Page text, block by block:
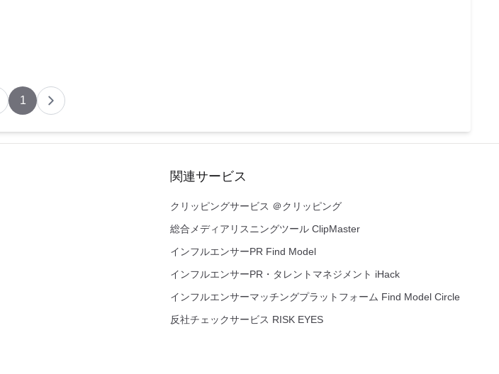
1
関連サービス
クリッピングサービス ＠クリッピング
総合メディアリスニングツール ClipMaster
インフルエンサーPR Find Model
インフルエンサーPR・タレントマネジメント iHack
インフルエンサーマッチングプラットフォーム Find Model Circle
反社チェックサービス RISK EYES